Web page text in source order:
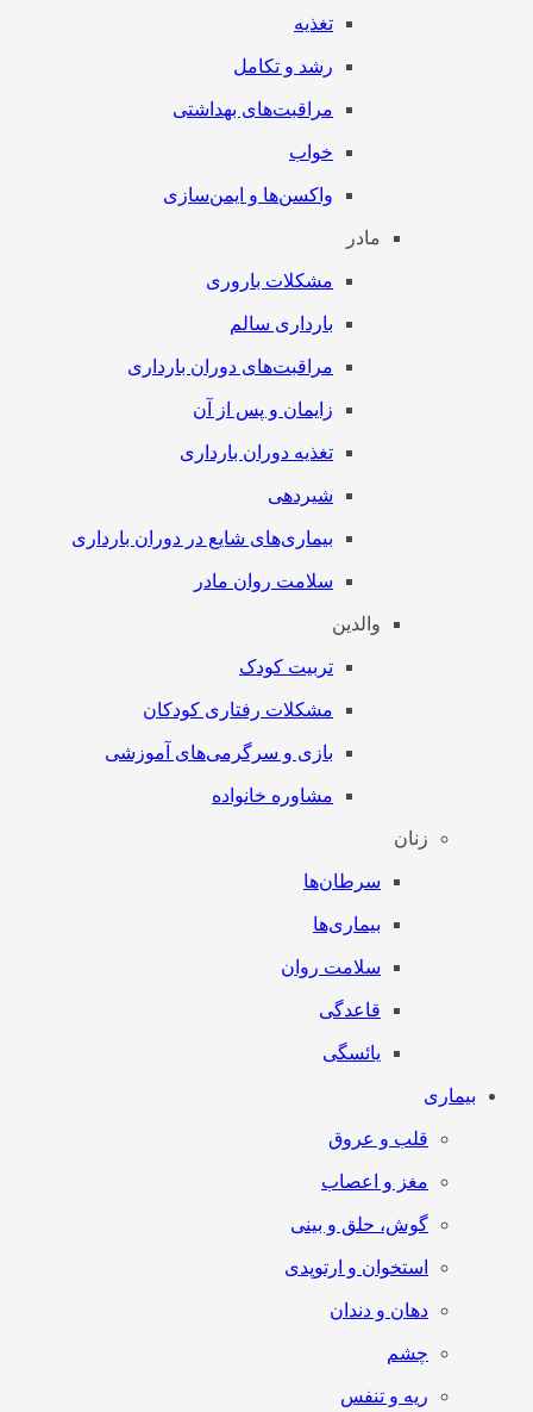
تغذیه
رشد و تکامل
مراقبت‌های بهداشتی
خواب
واکسن‌ها و ایمن‌سازی
مادر
مشکلات باروری
بارداری سالم
مراقبت‌های دوران بارداری
زایمان و پس از آن
تغذیه دوران بارداری
شیردهی
بیماری‌های شایع در دوران بارداری
سلامت روان مادر
والدین
تربیت کودک
مشکلات رفتاری کودکان
بازی و سرگرمی‌های آموزشی
مشاوره خانواده
زنان
سرطان‌‌ها
بیماری‌ها
سلامت روان
قاعدگی
یائسگی
بیماری
قلب و عروق
مغز و اعصاب
گوش، حلق و بینی
استخوان و ارتوپدی
دهان و دندان
چشم
ریه و تنفس